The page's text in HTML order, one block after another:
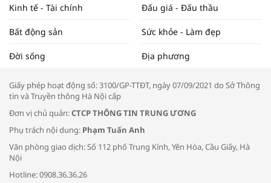
Tọa đàm “Xúc tiến thương mại: Khơi
Bác sĩ tư vấn cách phòng tránh bệnh
đường hô hấp trong thời tiết giao mùa
Kinh tế - Tài chính Đấu giá - Đấu thầu
Bất động sản Sức khỏe - Làm đẹp
Đời sống Địa phương
Giấy phép hoạt động số: 3100/GP-TTĐT, ngày 07/09/2021 do Sở Thông
tin và Truyền thông Hà Nội cấp
Đơn vị chủ quản:CTCP THÔNG TIN TRUNG ƯƠNG
Phụ trách nội dung: Phạm Tuấn Anh
Văn phòng giao dịch: Số 112 phố Trung Kính, Yên Hòa, Cầu Giấy, Hà
Nội
Hotline: 0908.36.36.26